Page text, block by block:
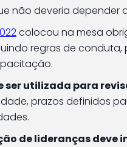
não deveria depender
colocou na mesa
regras de
ser utilizada para
prazos definidos
de lideranças deve